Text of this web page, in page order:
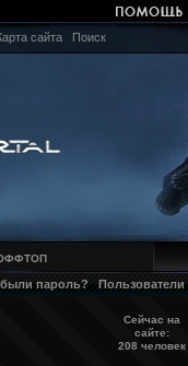
сайта Поиск
пароль? Пользователи
Сейчас на
сайте:
208 человек